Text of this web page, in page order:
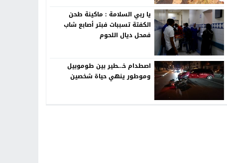
يا ربي السلامة : ماكينة طحن
الكفتة تسببات فبتر أصابع شاب
فمحل ديال اللحوم
اصطدام خـ.ـطير بين طوموبيل
وموطور ينهي حياة شخصين